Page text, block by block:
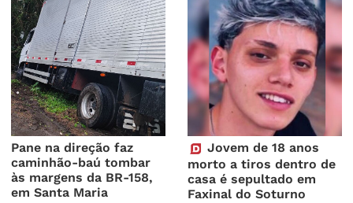
Pane na direção faz
caminhão-baú tombar
às margens da BR-158,
em Santa Maria
Jovem de 18 anos
morto a tiros dentro de
casa é sepultado em
Faxinal do Soturno